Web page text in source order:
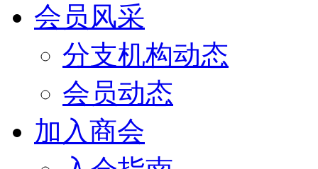
会员风采
分支机构动态
会员动态
加入商会